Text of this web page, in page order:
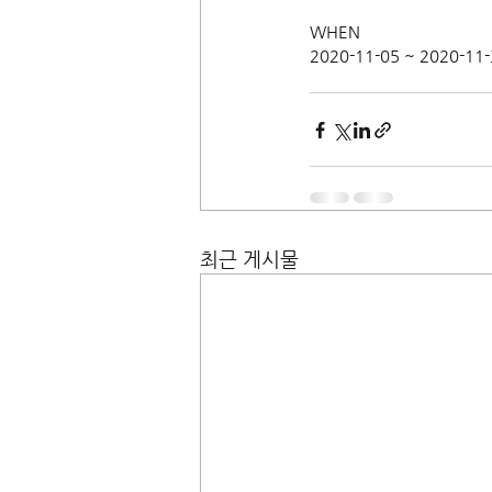
WHEN
2020-11-05 ~ 2020-
최근 게시물